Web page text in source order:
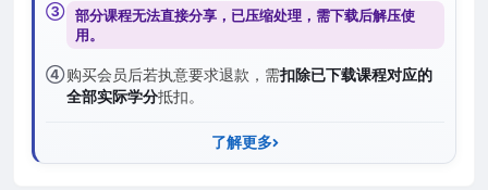
③ 部分课程无法直接分享，已压缩处理，需下载后解压使
用。
④购买会员后若执意要求退款，需扣除已下载课程对应的
全部实际学分抵扣。
了解更多